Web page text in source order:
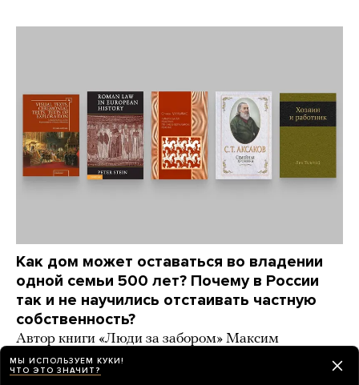
Как дом может оставаться во владении
одной семьи 500 лет? Почему в России
так и не научились отстаивать частную
собственность?
Автор книги «Люди за забором» Максим
Трудолюбов советует книги, которые отвечают
на эти вопросы
МЫ ИСПОЛЬЗУЕМ КУКИ!
ЧТО ЭТО ЗНАЧИТ?